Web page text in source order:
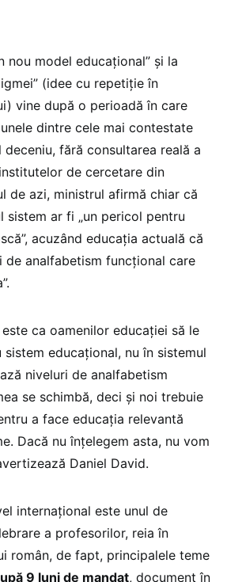
nou model educațional” și la
(idee cu repetiție în
vine după o perioadă în care
dintre cele mai contestate
fără consultarea reală a
de cercetare din
de azi, ministrul afirmă chiar că
sistem ar fi „un pericol pentru
acuzând educația actuală că
de analfabetism funcțional care
este ca oamenilor educației să le
educațional, nu în sistemul
niveluri de analfabetism
se schimbă, deci și noi trebuie
a face educația relevantă
Dacă nu înțelegem asta, nu vom
Daniel David.
internațional este unul de
a profesorilor, reia în
român, de fapt, principalele teme
9 luni de mandat, document în